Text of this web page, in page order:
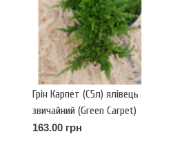
Грін Карпет (С5л) ялівець
звичайний (Green Carpet)
h-5-7, d-40
163.00 грн